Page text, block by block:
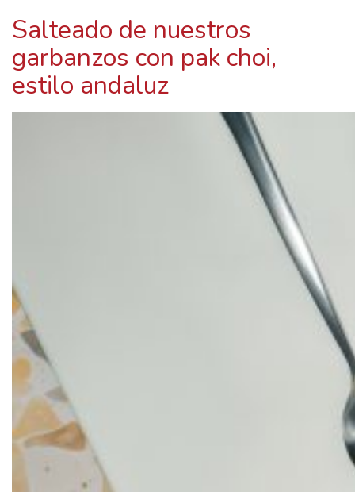
Salteado de nuestros
garbanzos con pak choi,
estilo andaluz